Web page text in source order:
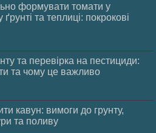
формувати томати у
ґрунті та теплиці: покрокові
та перевірка на пестициди:
та чому це важливо
кавун: вимоги до грунту,
та поливу